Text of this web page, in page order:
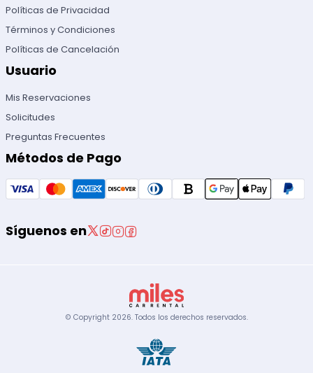
Políticas de Privacidad
Términos y Condiciones
Políticas de Cancelación
Usuario
Mis Reservaciones
Solicitudes
Preguntas Frecuentes
Métodos de Pago
Síguenos en
© Copyright 2026. Todos los derechos reservados.